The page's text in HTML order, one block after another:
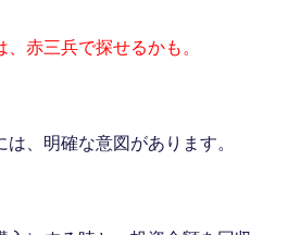
、赤三兵で探せるかも。
、明確な意図があります。